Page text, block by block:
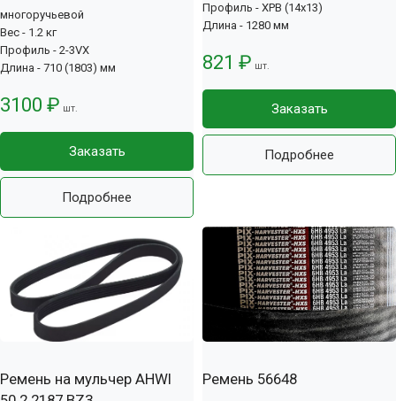
многоручьевой
Вес - 1.2 кг
Профиль - 2-3VX
Длина - 710 (1803) мм
3100 ₽ шт.
Заказать
Подробнее
Профиль - XPB (14x13)
Длина - 1280 мм
821 ₽ шт.
Заказать
Подробнее
Ремень на мульчер AHWI
Ремень 56648